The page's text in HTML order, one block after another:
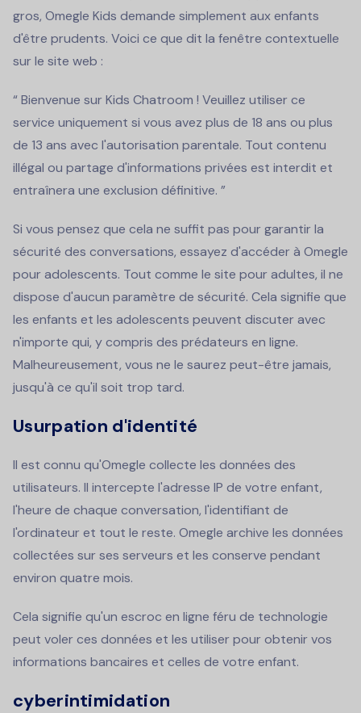
gros, Omegle Kids demande simplement aux enfants
d'être prudents. Voici ce que dit la fenêtre contextuelle
sur le site web :
“ Bienvenue sur Kids Chatroom ! Veuillez utiliser ce
service uniquement si vous avez plus de 18 ans ou plus
de 13 ans avec l'autorisation parentale. Tout contenu
illégal ou partage d'informations privées est interdit et
entraînera une exclusion définitive. ”
Si vous pensez que cela ne suffit pas pour garantir la
sécurité des conversations, essayez d'accéder à Omegle
pour adolescents. Tout comme le site pour adultes, il ne
dispose d'aucun paramètre de sécurité. Cela signifie que
les enfants et les adolescents peuvent discuter avec
n'importe qui, y compris des prédateurs en ligne.
Malheureusement, vous ne le saurez peut-être jamais,
jusqu'à ce qu'il soit trop tard.
Usurpation d'identité
Il est connu qu'Omegle collecte les données des
utilisateurs. Il intercepte l'adresse IP de votre enfant,
l'heure de chaque conversation, l'identifiant de
l'ordinateur et tout le reste. Omegle archive les données
collectées sur ses serveurs et les conserve pendant
environ quatre mois.
Cela signifie qu'un escroc en ligne féru de technologie
peut voler ces données et les utiliser pour obtenir vos
informations bancaires et celles de votre enfant.
cyberintimidation